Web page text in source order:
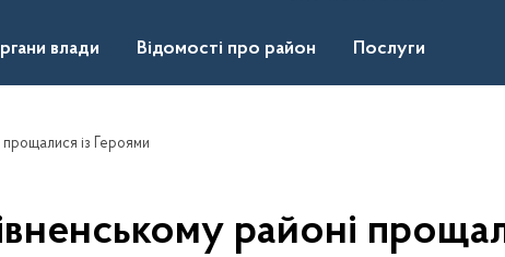
влади Відомості про район Послуги
прощалися із Героями
районі